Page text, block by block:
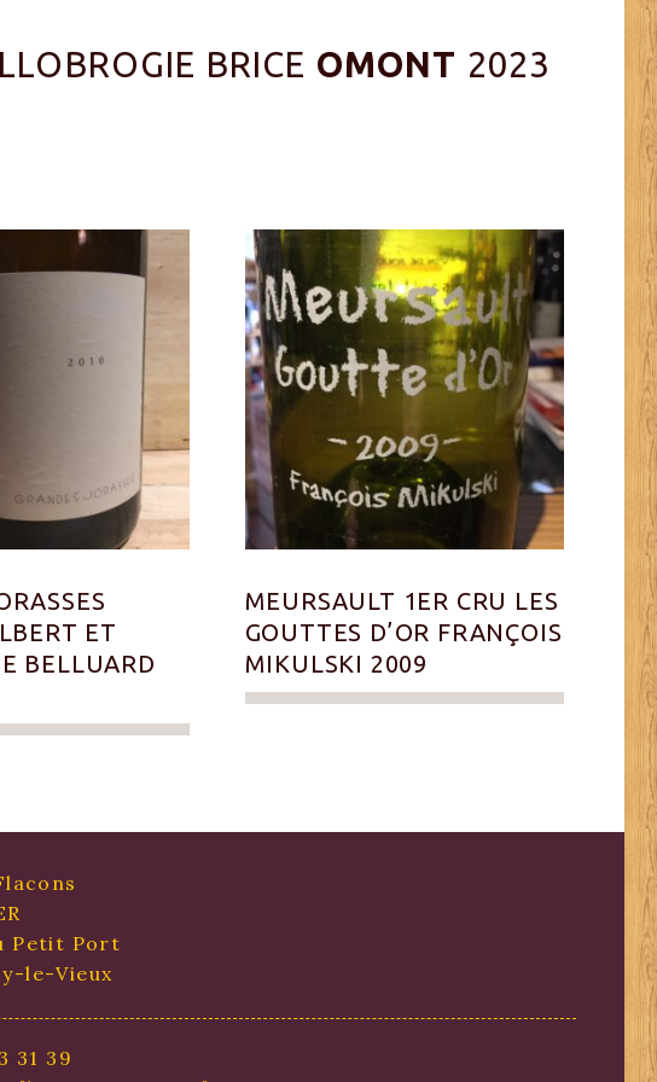
BRICE OMONT 2023
ET
BELLUARD
MEURSAULT 1ER CRU LES
GOUTTES D’OR FRANÇOIS
MIKULSKI 2009
Petit Port
le-Vieux
31 39